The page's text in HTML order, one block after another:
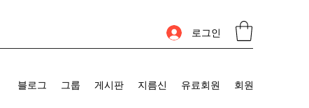
로그인
블로그 그룹 게시판 지름신 유료회원 회원